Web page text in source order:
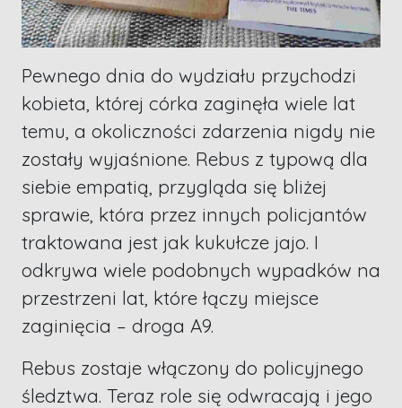
Pewnego dnia do wydziału przychodzi
kobieta, której córka zaginęła wiele lat
temu, a okoliczności zdarzenia nigdy nie
zostały wyjaśnione. Rebus z typową dla
siebie empatią, przygląda się bliżej
sprawie, która przez innych policjantów
traktowana jest jak kukułcze jajo. I
odkrywa wiele podobnych wypadków na
przestrzeni lat, które łączy miejsce
zaginięcia – droga A9.
Rebus zostaje włączony do policyjnego
śledztwa. Teraz role się odwracają i jego